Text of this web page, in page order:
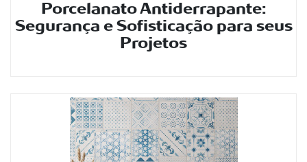
Porcelanato Antiderrapante:
Segurança e Sofisticação para seus
Projetos